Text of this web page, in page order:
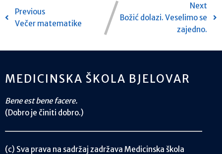
Previous
Večer matematike
Next
Božić dolazi. Veselimo se
zajedno.
MEDICINSKA ŠKOLA BJELOVAR
Bene est bene facere.
(Dobro je činiti dobro.)
(c) Sva prava na sadržaj zadržava Medicinska škola